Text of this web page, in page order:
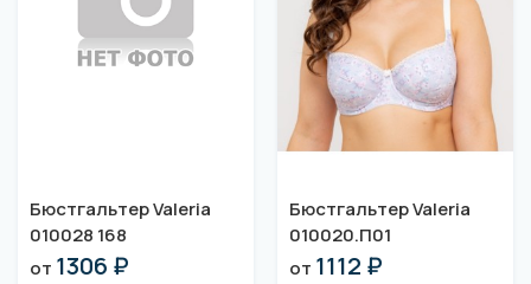
Бюстгальтер Valeria
010028 168
от 1306 ₽
Бюстгальтер Valeria
010020.П01
от 1112 ₽